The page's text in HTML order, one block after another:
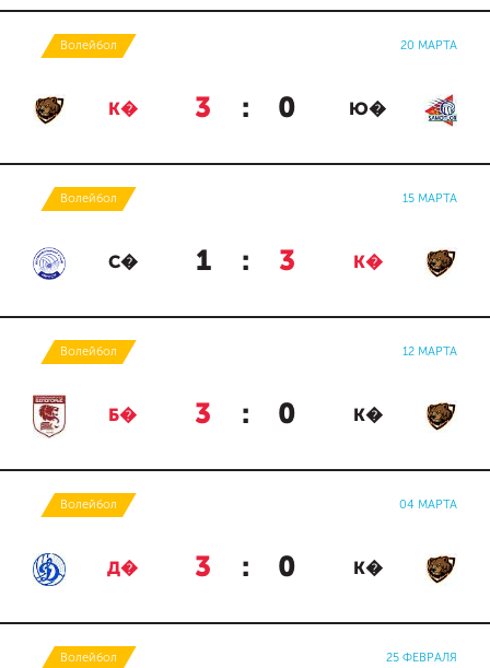
Волейбол 20 МАРТА
К� 3 : 0 Ю�
Волейбол 15 МАРТА
С� 1 : 3 К�
Волейбол 12 МАРТА
Б� 3 : 0 К�
Волейбол 04 МАРТА
Д� 3 : 0 К�
Волейбол 25 ФЕВРАЛЯ